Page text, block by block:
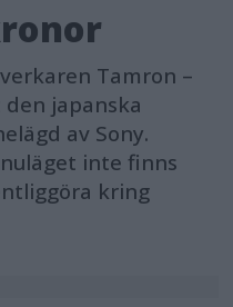
Tamron –
japanska
av Sony.
inte finns
kring